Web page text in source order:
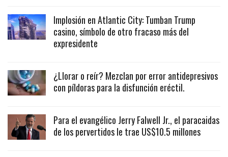
Implosión en Atlantic City: Tumban Trump
casino, símbolo de otro fracaso más del
expresidente
¿Llorar o reír? Mezclan por error antidepresivos
con píldoras para la disfunción eréctil.
Para el evangélico Jerry Falwell Jr., el paracaidas
de los pervertidos le trae US$10.5 millones